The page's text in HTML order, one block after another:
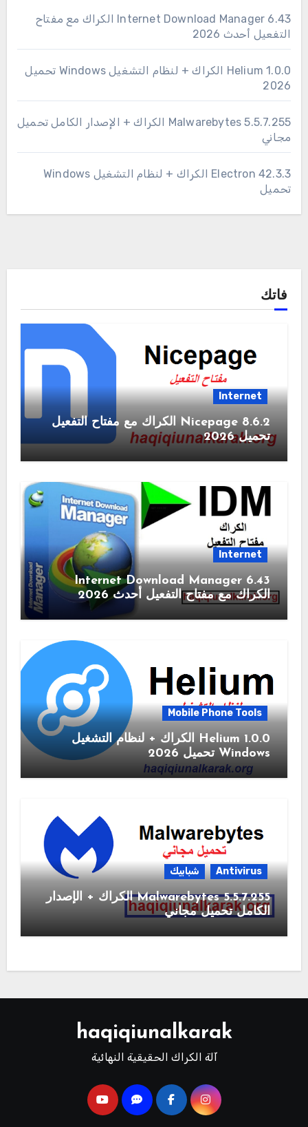
6.43 Internet Download Manager الكراك مع مفتاح
التفعيل أحدث 2026
1.0.0 Helium الكراك + لنظام التشغيل Windows تحميل
2026
Malwarebytes 5.5.7.255 الكراك + الإصدار الكامل تحميل
مجاني
Electron 42.3.3 الكراك + لنظام التشغيل Windows
تحميل
فاتك
Internet
Nicepage 8.6.2 الكراك مع مفتاح التفعيل
تحميل 2026
Internet
6.43 Internet Download Manager
الكراك مع مفتاح التفعيل أحدث 2026
Mobile Phone Tools
1.0.0 Helium الكراك + لنظام التشغيل
Windows تحميل 2026
Antivirus شبابيك
Malwarebytes 5.5.7.255 الكراك + الإصدار
الكامل تحميل مجاني
haqiqiunalkarak
آلة الكراك الحقيقية النهائية